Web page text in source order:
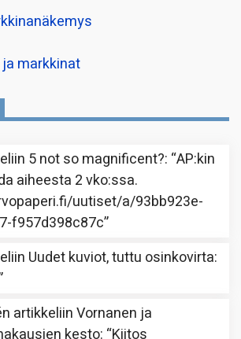
markkinat
5 not so magnificent?: “AP:kin
aiheesta 2 vko:ssa.
uutiset/a/93bb923e-
f957d398c87c”
Uudet kuviot, tuttu osinkovirta:
artikkeliinVornanen ja
kesto: “Kiitos